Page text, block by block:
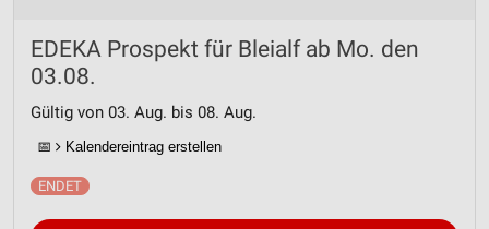
EDEKA Prospekt für Bleialf ab Mo. den
03.08.
Gültig von 03. Aug. bis 08. Aug.
📅 Kalendereintrag erstellen